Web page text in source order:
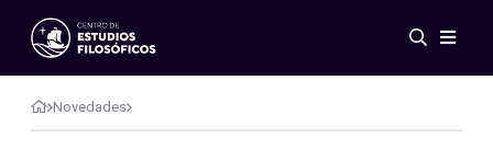
Eventos
Novedades
Investigación
Novedades